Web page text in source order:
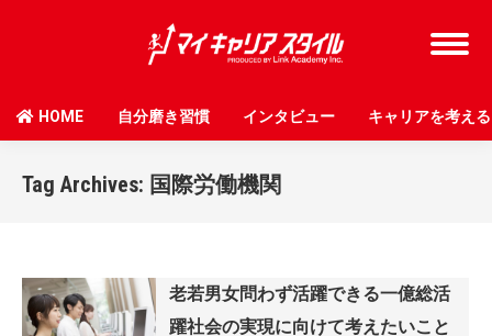
HOME 自分磨き習慣 インタビュー キャリアを考える
Tag Archives: 国際労働機関
老若男女問わず活躍できる一億総活
躍社会の実現に向けて考えたいこと